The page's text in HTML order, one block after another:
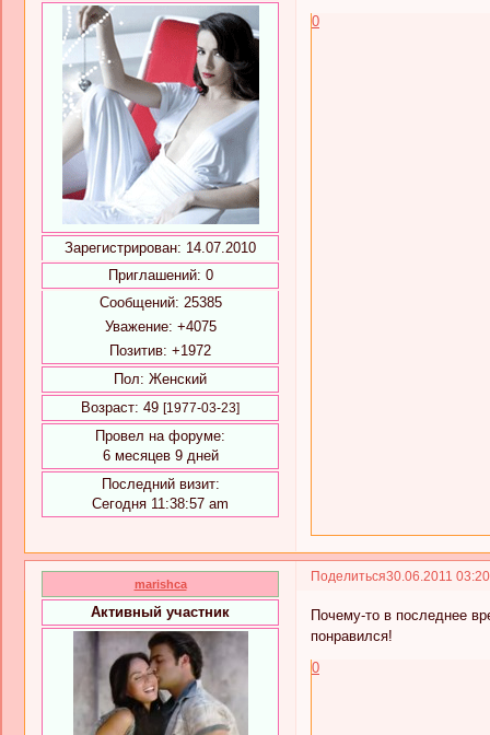
Зарегистрирован: 14.07.2010
Приглашений: 0
Сообщений: 25385
Уважение: +4075
Позитив: +1972
Пол: Женский
Возраст: 49 [1977-03-23]
Провел на форуме:
6 месяцев 9 дней
Последний визит:
Сегодня 11:38:57 am
0
Поделиться30.06.2011
marishca
Активный участник
Почему-то в последнее
понравился!
0